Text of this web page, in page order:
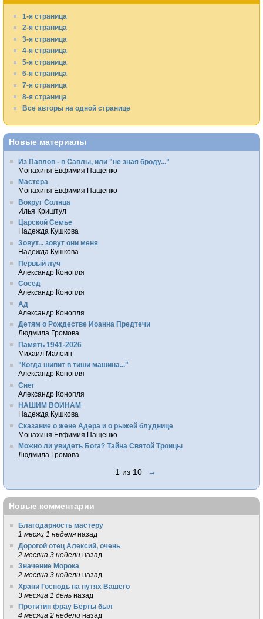
1-я страница
2-я страница
3-я страница
4-я страница
5-я страница
6-я страница
7-я страница
8-я страница
Все авторы на одной странице
Новые материалы
Из Павлов - в Савлы, или "не зная броду..."
Монахиня Евфимия Пащенко
Мастера
Монахиня Евфимия Пащенко
Вокруг Солнца
Илья Криштул
Царской Семье
Надежда Кушкова
Зовут... зовут они меня
Надежда Кушкова
Первый луч
Александр Конопля
Сосед
Александр Конопля
Ад
Александр Конопля
Детям о Рождестве Иоанна Предтечи
Людмила Громова
Память 1941-2026
Михаил Малеин
"Когда шипит в тиши машина..."
Александр Конопля
Снег
Александр Конопля
НАШИМ ВОИНАМ
Надежда Кушкова
Сказание о жене Адера и о рыжей блуднице
Монахиня Евфимия Пащенко
Можно ли увидеть Бога? Тайна Святой Троицы
Людмила Громова
1 из 10 →
Новые комментарии
Благодарность мастеру
1 месяц 1 неделя назад
Дорогой отец Алексий, очень
2 месяца 3 недели назад
Значение Морока
2 месяца 3 недели назад
Храни Господь на путях Вашего
3 месяца 1 день назад
Протитип фрау Берты был
4 месяца 2 недели назад